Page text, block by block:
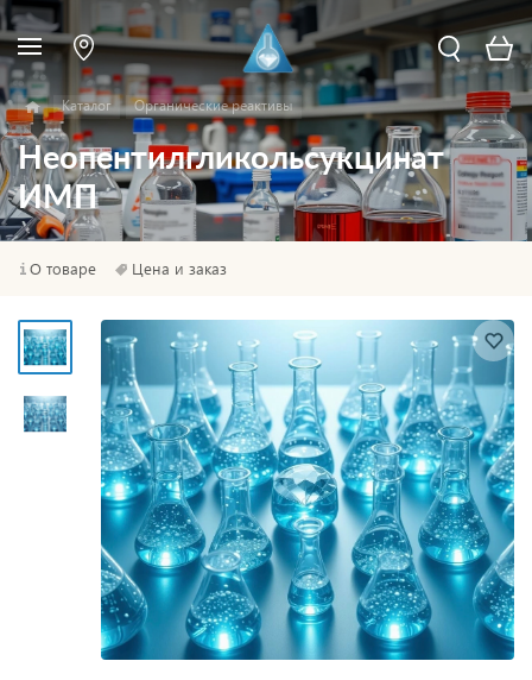
Каталог Органические реактивы
Неопентилгликольсукцинат
ИМП
О товаре Цена и заказ